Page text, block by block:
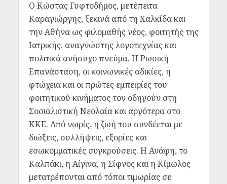
Ο Κώστας Γυφτοδήμος, μετέπειτα
Καραγιώργης, ξεκινά από τη Χαλκίδα και
την Αθήνα ως φιλομαθής νέος, φοιτητής της
Ιατρικής, αναγνώστης λογοτεχνίας και
πολιτικά ανήσυχο πνεύμα. Η Ρωσική
Επανάσταση, οι κοινωνικές αδικίες, η
φτώχεια και οι πρώτες εμπειρίες του
φοιτητικού κινήματος τον οδηγούν στη
Σοσιαλιστική Νεολαία και αργότερα στο
ΚΚΕ. Από νωρίς, η ζωή του συνδέεται με
διώξεις, συλλήψεις, εξορίες και
εσωκομματικές συγκρούσεις. Η Ανάφη, το
Καλπάκι, η Αίγινα, η Σίφνος και η Κίμωλος
μετατρέπονται από τόποι τιμωρίας σε